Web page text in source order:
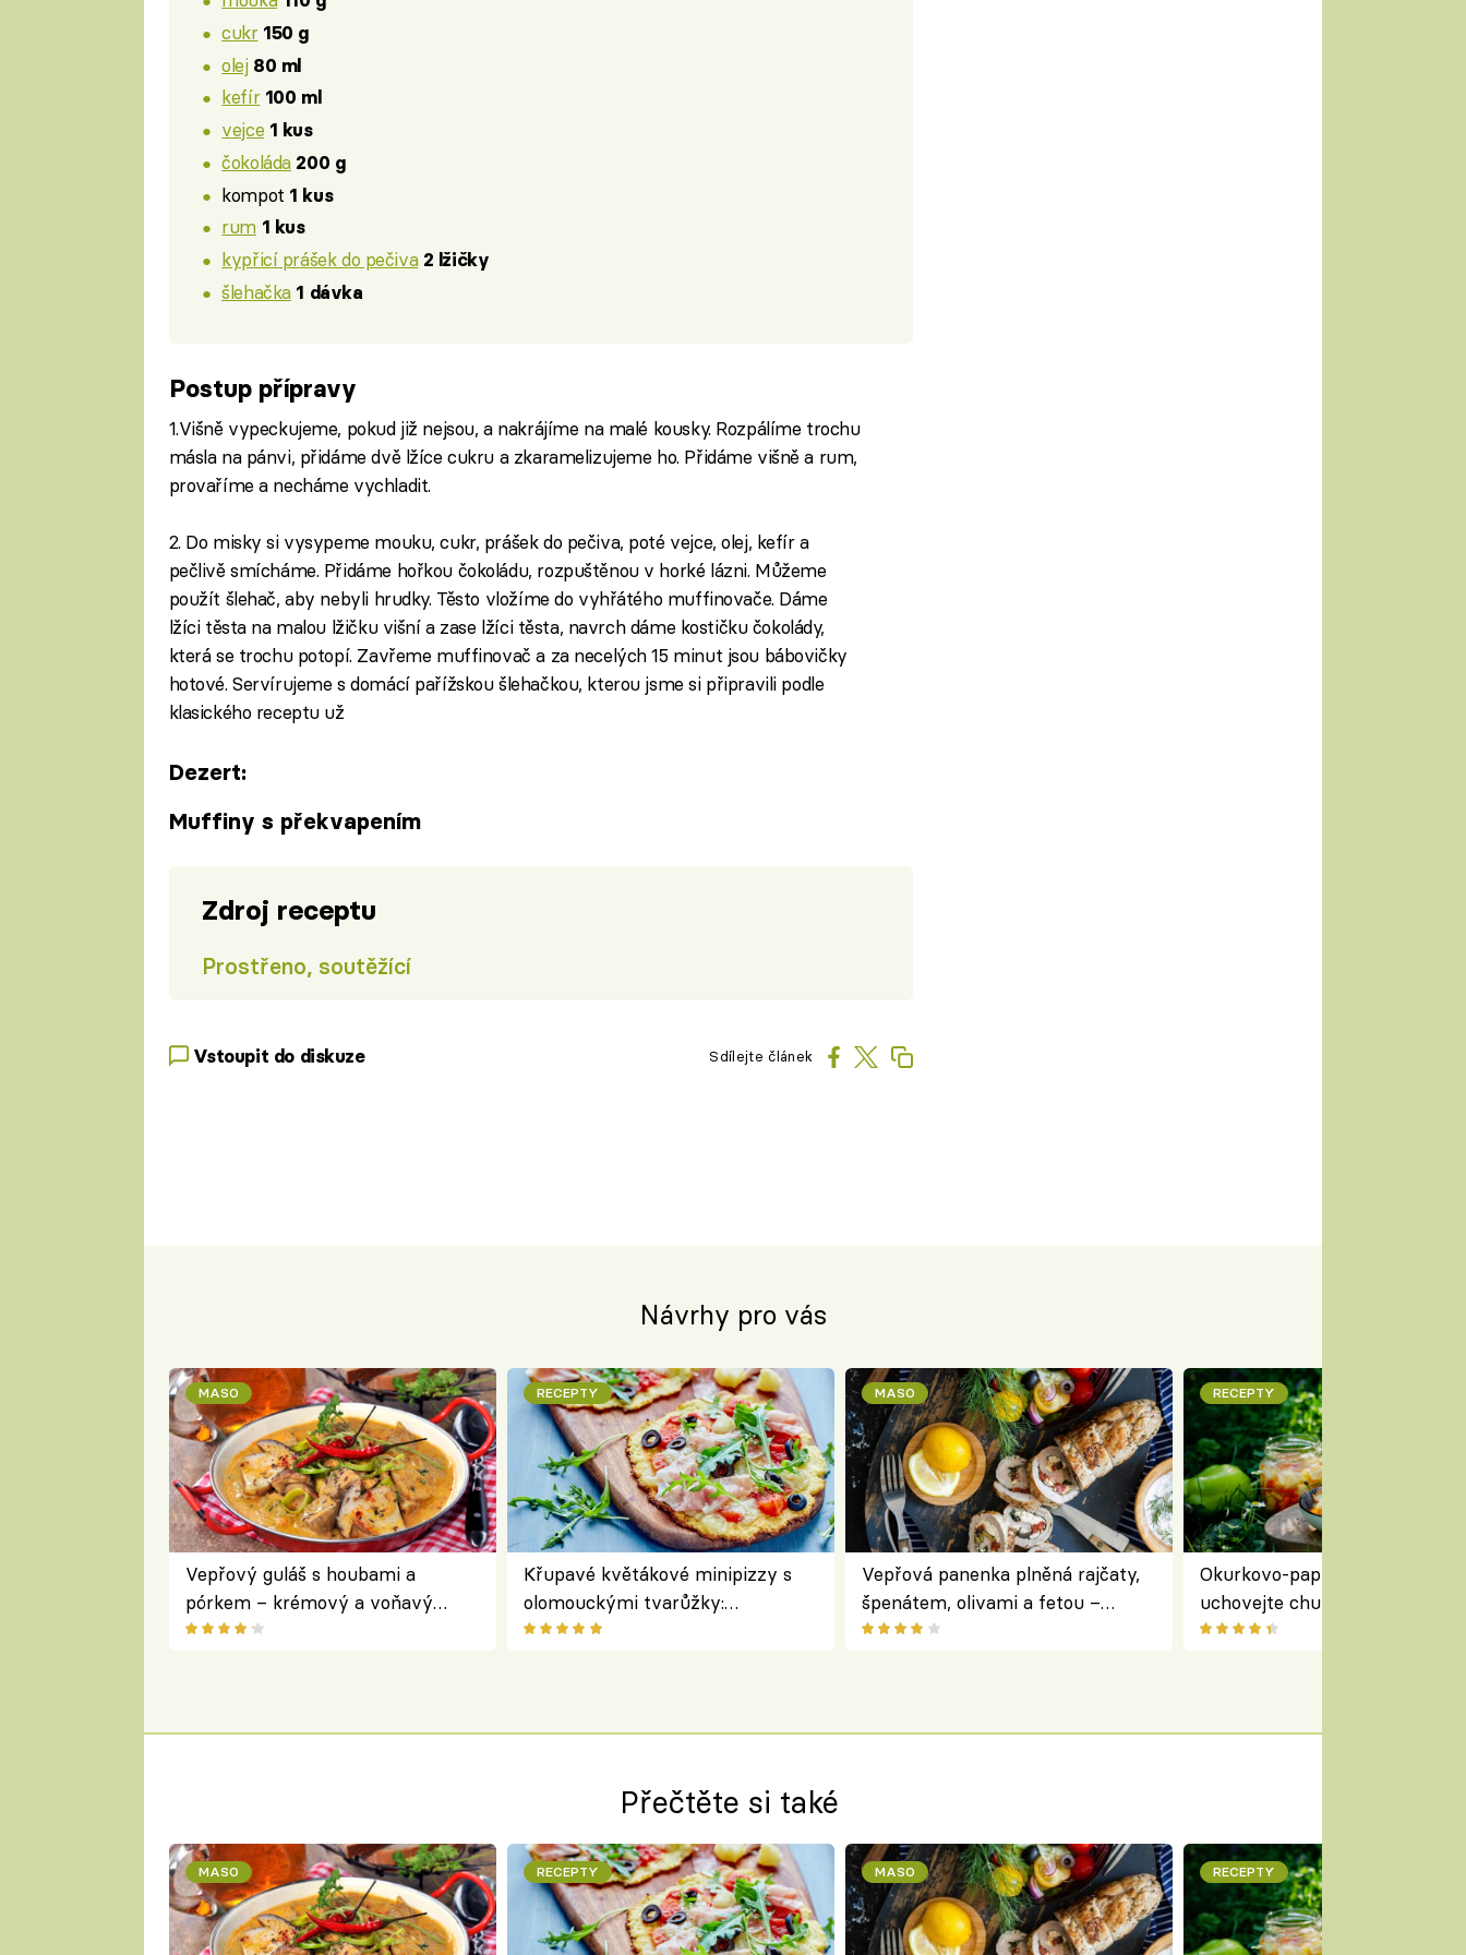
cukr 150 g
olej 80 ml
kefír 100 ml
vejce 1 kus
čokoláda 200 g
kompot 1 kus
rum 1 kus
kypřicí prášek do pečiva 2 lžičky
šlehačka 1 dávka
Postup přípravy
1.Višně vypeckujeme, pokud již nejsou, a nakrájíme na malé kousky. Rozpálíme trochu
másla na pánvi, přidáme dvě lžíce cukru a zkaramelizujeme ho. Přidáme višně a rum,
provaříme a necháme vychladit.
2. Do misky si vysypeme mouku, cukr, prášek do pečiva, poté vejce, olej, kefír a
pečlivě smícháme. Přidáme hořkou čokoládu, rozpuštěnou v horké lázni. Můžeme
použít šlehač, aby nebyli hrudky. Těsto vložíme do vyhřátého muffinovače. Dáme
lžíci těsta na malou lžičku višní a zase lžíci těsta, navrch dáme kostičku čokolády,
která se trochu potopí. Zavřeme muffinovač a za necelých 15 minut jsou bábovičky
hotové. Servírujeme s domácí pařížskou šlehačkou, kterou jsme si připravili podle
klasického receptu už
Dezert:
Muffiny s překvapením
Zdroj receptu
Prostřeno, soutěžící
Vstoupit do diskuze Sdílejte článek
Návrhy pro vás
MASO
Vepřový guláš s houbami a
pórkem – krémový a voňavý
pokrm z jednoho hrnce
RECEPTY
Křupavé květákové minipizzy s
olomouckými tvarůžky:
bezlepkový oběd s typicky
MASO
Vepřová panenka plněná rajčaty,
špenátem, olivami a fetou –
perfektní středomořský recept na
RECEPTY
Okurkovo-papriková čalamáda
uchovejte chuť letní zeleniny
zimu
Přečtěte si také
MASO RECEPTY MASO RECEPTY